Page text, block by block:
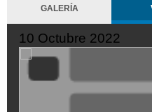
GALERÍA
10 Octubre 2022
XDGVyvJOFpI